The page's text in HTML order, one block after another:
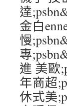
達
金白
慢
專
進 美歐
年商超
休式美